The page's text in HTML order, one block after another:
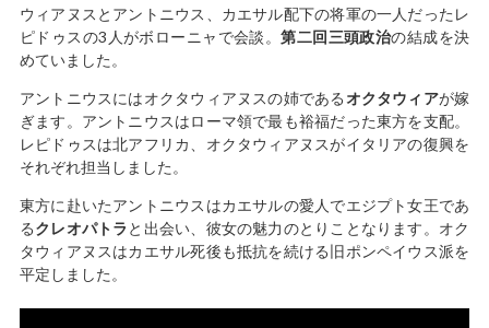
ウィアヌスとアントニウス、カエサル配下の将軍の一人だったレ
ピドゥスの3人がボローニャで会談。第二回三頭政治の結成を決
めていました。
アントニウスにはオクタウィアヌスの姉であるオクタウィアが嫁
ぎます。アントニウスはローマ領で最も裕福だった東方を支配。
レピドゥスは北アフリカ、オクタウィアヌスがイタリアの復興を
それぞれ担当しました。
東方に赴いたアントニウスはカエサルの愛人でエジプト女王であ
るクレオパトラ と出会い、彼女の魅力のとりことなります。オク
タウィアヌスはカエサル死後も抵抗を続ける旧ポンペイウス派を
平定しました。